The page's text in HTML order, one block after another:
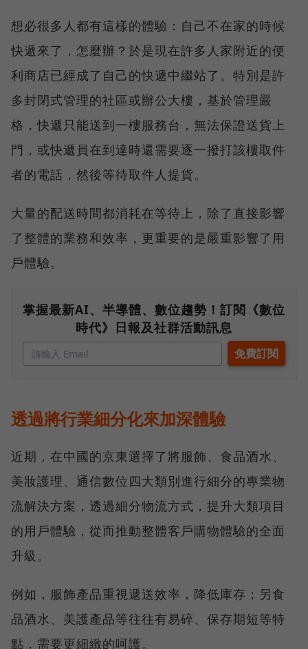
想必很多人都有這樣的體驗：自己不在家的時候
快遞來了，怎麼辦？於是現在許多人家附近的便
利商店已經成了自己的快遞中繼站了。特別是許
多封閉式管理的社區或辦公大樓，基於管理嚴
格，快遞只能送到一樓服務台，無法保證送貨上
門，或快遞員在到達時還需要逐一撥打該樓取件
者的電話，然後等待取件人提貨。
大量的配送時間都消耗在等待上，除了直接影響
了整體的業務和效率，更重要的是嚴重影響了用
戶體驗。
掌握最新AI、半導體、數位趨勢！訂閱《數位
時代》日報及社群活動訊息
透過將行業細分化來加深體驗
近期，在中國的京東選擇了將服飾、食品酒水、
美妝護理、通信數位四大類別進行細分的專業物
流解決方案，透過細分物流方式，提升大類項目
的用戶體驗，從而推動整體客戶購物體驗的全面
升級。
例如，服飾產品重視遞送效率，降低庫存；另食
品酒水、美護產品等往往有易碎、保存期短等特
點，需要更細緻的呵護。